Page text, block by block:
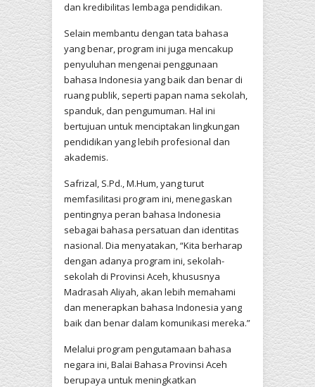
dan kredibilitas lembaga pendidikan.
Selain membantu dengan tata bahasa
yang benar, program ini juga mencakup
penyuluhan mengenai penggunaan
bahasa Indonesia yang baik dan benar di
ruang publik, seperti papan nama sekolah,
spanduk, dan pengumuman. Hal ini
bertujuan untuk menciptakan lingkungan
pendidikan yang lebih profesional dan
akademis.
Safrizal, S.Pd., M.Hum, yang turut
memfasilitasi program ini, menegaskan
pentingnya peran bahasa Indonesia
sebagai bahasa persatuan dan identitas
nasional. Dia menyatakan, “Kita berharap
dengan adanya program ini, sekolah-
sekolah di Provinsi Aceh, khususnya
Madrasah Aliyah, akan lebih memahami
dan menerapkan bahasa Indonesia yang
baik dan benar dalam komunikasi mereka.”
Melalui program pengutamaan bahasa
negara ini, Balai Bahasa Provinsi Aceh
berupaya untuk meningkatkan